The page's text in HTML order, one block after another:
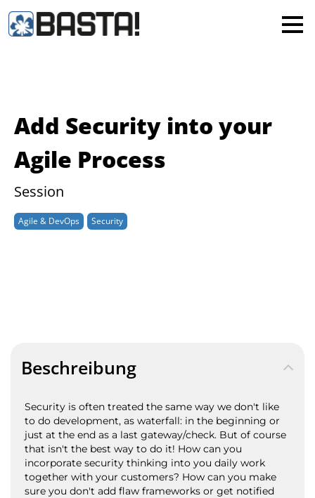
Add Security into your
Agile Process
Session
Agile & DevOps Security
Beschreibung
Security is often treated the same way we don't like
to do development, as waterfall: in the beginning or
just at the end as a last gateway/check. But of course
that isn't the best way to do it! How can you
incorporate security thinking into you daily work
together with your customers? How can you make
sure you don't add flaw frameworks or get notified
MAINZ
Alle